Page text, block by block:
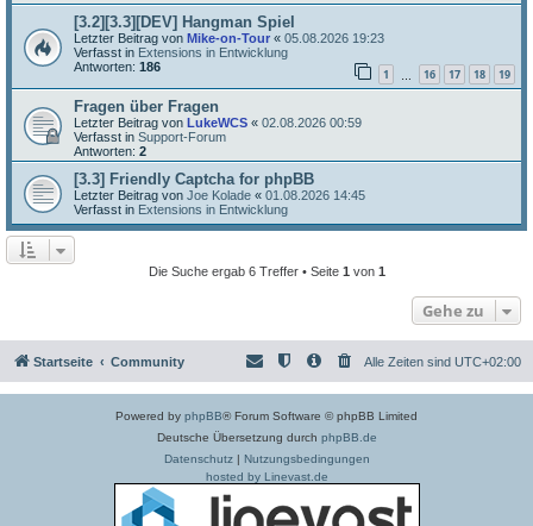
[3.2][3.3][DEV] Hangman Spiel
Letzter Beitrag von Mike-on-Tour « 05.08.2026 19:23
Verfasst in Extensions in Entwicklung
Antworten: 186 1 16 17 18 19
Fragen über Fragen
Letzter Beitrag von LukeWCS « 02.08.2026 00:59
Verfasst in Support-Forum
Antworten: 2
[3.3] Friendly Captcha for phpBB
Letzter Beitrag von Joe Kolade « 01.08.2026 14:45
Verfasst in Extensions in Entwicklung
Die Suche ergab 6 Treffer • Seite 1 von 1
Gehe zu
Startseite Community Alle Zeiten sind UTC+02:00
Powered by phpBB® Forum Software © phpBB Limited
Deutsche Übersetzung durch phpBB.de
Datenschutz| Nutzungsbedingungen
hosted by Linevast.de